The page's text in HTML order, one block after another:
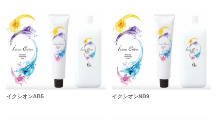
イクシオンAB5 イクシオンNB9